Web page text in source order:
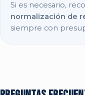
Si es necesario,
normalización de
siempre con